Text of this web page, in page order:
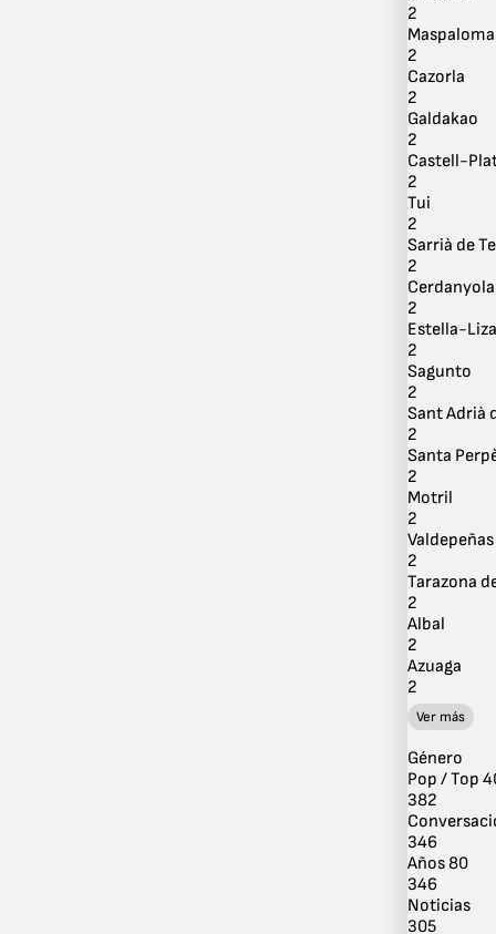
2
2
Cazorla
2
Galdakao
2
Castell-
2
Tui
2
Sarrià de
2
2
Estella-
2
Sagunto
2
Sant Adrià
2
Santa
2
Motril
2
Valdepeñas
2
Tarazona
2
Albal
2
Azuaga
2
Ver más
Género
Pop / Top
382
346
Años 80
346
Noticias
305